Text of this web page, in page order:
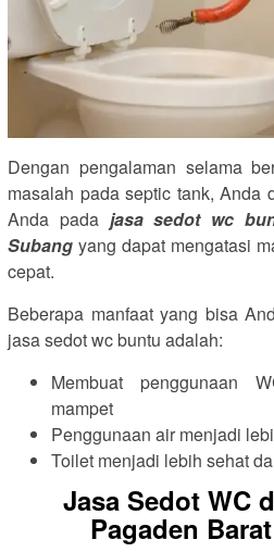
Dengan pengalaman selama
masalah pada septic tank, Anda
Anda pada jasa sedot wc
Subang yang dapat mengatasi
cepat.
Beberapa manfaat yang bisa
jasa sedot wc buntu adalah:
Membuat penggunaan
mampet
Penggunaan air menjadi
Toilet menjadi lebih sehat
Jasa Sedot WC
Pagaden